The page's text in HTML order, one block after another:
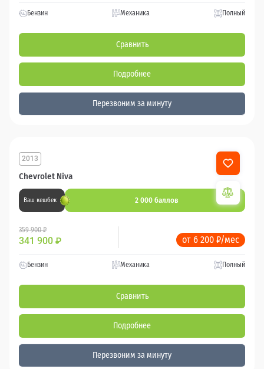
Бензин Механика Полный
Сравнить
Подробнее
Перезвоним за минуту
Chevrolet Niva
2013
Ваш кешбек 2 000 баллов
359 900 ₽
341 900 ₽ от 6 200 ₽/мес
Бензин Механика Полный
Сравнить
Подробнее
Перезвоним за минуту